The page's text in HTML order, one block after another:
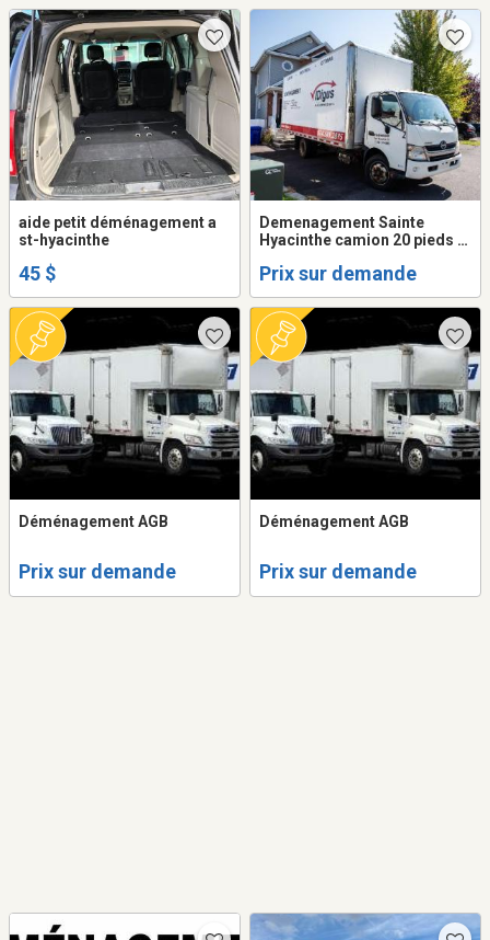
aide petit déménagement a
st-hyacinthe
45 $
Demenagement Sainte
Hyacinthe camion 20 pieds +
2895
Prix sur demande
Déménagement AGB
Prix sur demande
Déménagement AGB
Prix sur demande